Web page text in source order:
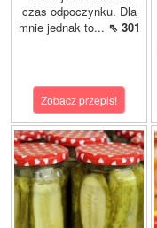
czas odpoczynku. Dla
mnie jednak to... ⇖ 301
Zobacz przepis!